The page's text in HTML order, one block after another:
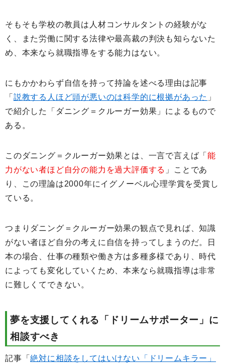
そもそも学校の教員は人材コンサルタントの経験がな
く、また労働に関する法律や最高裁の判決も知らないた
め、本来なら就職指導をする能力はない。
にもかかわらず自信を持って持論を述べる理由は記事
「 説教する人ほど頭が悪いのは科学的に根拠があった 」
で紹介した「ダニング＝クルーガー効果」によるもので
ある。
このダニング＝クルーガー効果とは、一言で言えば「能
力がない者ほど自分の能力を過大評価する 」ことであ
り、この理論は2000年にイグノーベル心理学賞を受賞し
ている。
つまりダニング＝クルーガー効果の観点で見れば、知識
がない者ほど自分の考えに自信を持ってしまうのだ。日
本の場合、仕事の種類や働き方は多種多様であり、時代
によっても変化していくため、本来なら就職指導は非常
に難しくてできない。
夢を支援してくれる「ドリームサポーター」に
相談すべき
記事「絶対に相談をしてはいけない「ドリームキラー」